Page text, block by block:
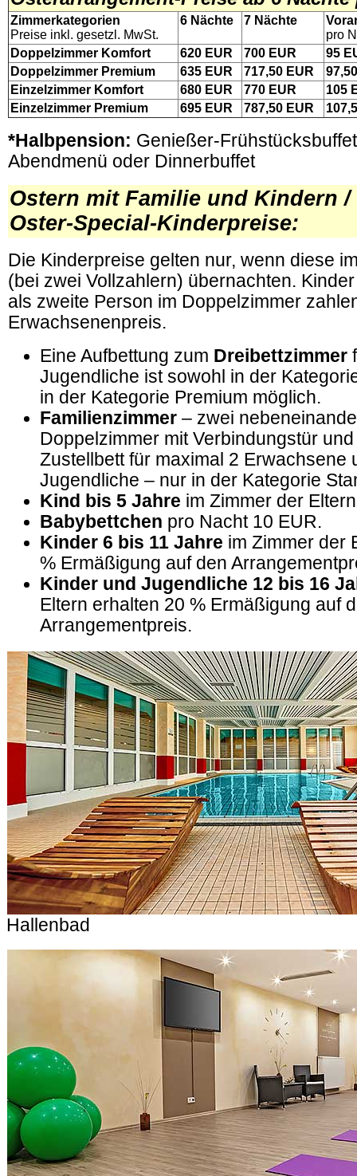
Zimmerkategorien
Preise inkl. gesetzl. MwSt.
6 Nächte 7 Nächte
pro
Doppelzimmer Komfort
620 EUR 700 EUR 95
Doppelzimmer Premium
635 EUR 717,50 EUR
97,50
Einzelzimmer Komfort
680 EUR 770 EUR 105
Einzelzimmer Premium
695 EUR 787,50 EUR
*Halbpension: Genießer-
Abendmenü oder Dinnerbuffet
Ostern mit Familie und Kindern /
Oster-Special-Kinderpreise:
Die Kinderpreise gelten nur, wenn diese
(bei zwei Vollzahlern) übernachten.
als zweite Person im Doppelzimmer
Erwachsenenpreis.
Eine Aufbettung zum Dreibettzimmer
Jugendliche ist sowohl in der
in der Kategorie Premium möglich.
Familienzimmer – zwei
Doppelzimmer mit Verbindungstür
Zustellbett für maximal 2 Erwachsene
Jugendliche – nur in der Kategorie
Kind bis 5 Jahre im Zimmer der
Babybettchen pro Nacht 10 EUR.
Kinder 6 bis 11 Jahre im Zimmer der
% Ermäßigung auf den
Kinder und Jugendliche 12 bis 16
Eltern erhalten 20 % Ermäßigung auf
Arrangementpreis.
Hallenbad